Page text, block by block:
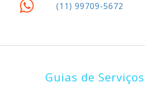
(11) 99709-5672
Guias de Serviços